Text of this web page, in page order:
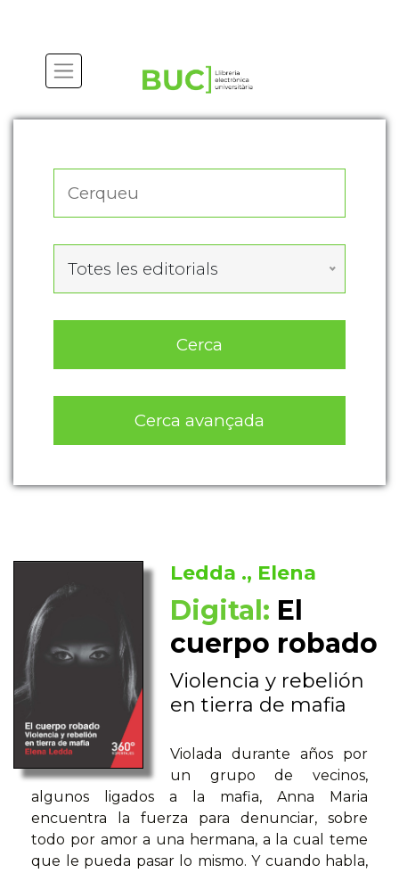
Totes les editorials
Cerca
Cerca avançada
Ledda ., Elena
Digital: El
cuerpo robado
Violencia y rebelión
en tierra de mafia
Violada durante años por
un grupo de vecinos,
algunos ligados a la mafia, Anna Maria
encuentra la fuerza para denunciar, sobre
todo por amor a una hermana, a la cual teme
que le pueda pasar lo mismo. Y cuando habla,